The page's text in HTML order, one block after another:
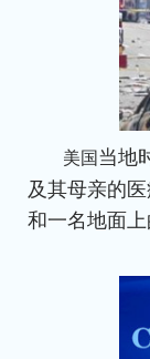
美国 当地
及其母亲的
和一名地面